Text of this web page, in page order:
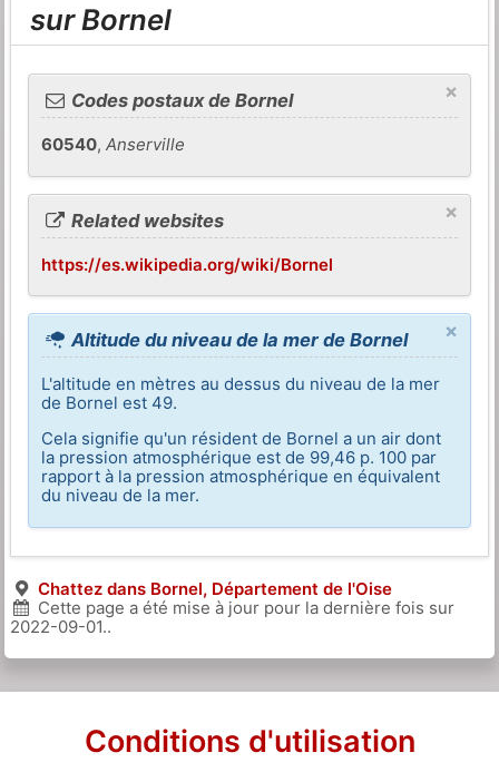
sur Bornel
×
Codes postaux de Bornel
60540,Anserville
×
Related websites
https://es.wikipedia.org/wiki/Bornel
×
Altitude du niveau de la mer de Bornel
L'altitude en mètres au dessus du niveau de la mer
de Bornel est 49.
Cela signifie qu'un résident de Bornel a un air dont
la pression atmosphérique est de 99,46 p. 100 par
rapport à la pression atmosphérique en équivalent
du niveau de la mer.
Chattez dans Bornel, Département de l'Oise
Cette page a été mise à jour pour la dernière fois sur
2022-09-01..
Conditions d'utilisation